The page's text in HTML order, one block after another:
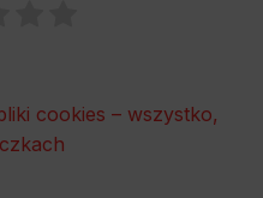
cookies – wszystko,